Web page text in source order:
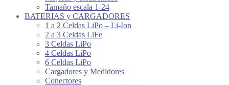
Tamaño escala 1-24
BATERIAS y CARGADORES
1 a 2 Celdas LiPo – Li-Ion
2 a 3 Celdas LiFe
3 Celdas LiPo
4 Celdas LiPo
6 Celdas LiPo
Cargadores y Medidores
Conectores